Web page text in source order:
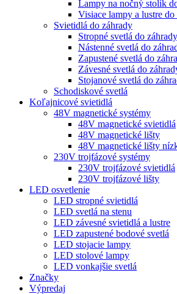
Lampy na nočný stolík
Visiace lampy a lustre do
Svietidlá do záhrady
Stropné svetlá do záhrady
Nástenné svetlá do
Zapustené svetlá do
Závesné svetlá do
Stojanové svetlá do
Schodiskové svetlá
Koľajnicové svietidlá
48V magnetické systémy
48V magnetické svietidlá
48V magnetické lišty
48V magnetické lišty
230V trojfázové systémy
230V trojfázové svietidlá
230V trojfázové lišty
LED osvetlenie
LED stropné svietidlá
LED svetlá na stenu
LED závesné svietidlá a lustre
LED zapustené bodové svetlá
LED stojacie lampy
LED stolové lampy
LED vonkajšie svetlá
Značky
Výpredaj